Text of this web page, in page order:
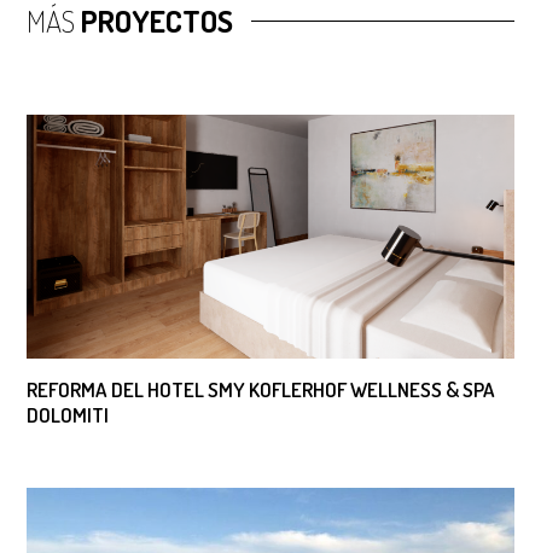
MÁS PROYECTOS
REFORMA DEL HOTEL SMY KOFLERHOF WELLNESS & SPA
DOLOMITI